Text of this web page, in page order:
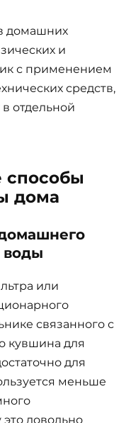
домашних
и
с применением
средств,
отдельной
способы
дома
воды
или
связанного с
кувшина для
для
меньше
довольно